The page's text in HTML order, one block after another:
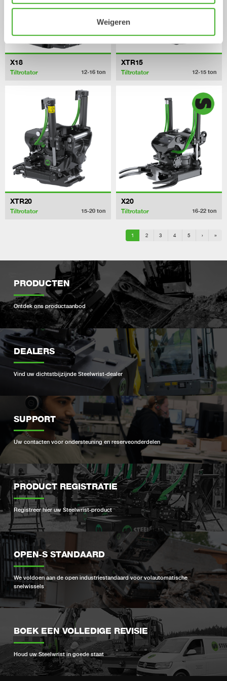
Weigeren
X18
Tiltrotator 12-16 ton
XTR15
Tiltrotator 12-15 ton
XTR20
Tiltrotator 15-20 ton
X20
Tiltrotator 16-22 ton
1 2 3 4 5 › »
PRODUCTEN
Ontdek ons ​​productaanbod
DEALERS
Vind uw dichtstbijzijnde Steelwrist-dealer
SUPPORT
Uw contacten voor ondersteuning en reserveonderdelen
PRODUCT REGISTRATIE
Registreer hier uw Steelwrist-product
OPEN-S STANDAARD
We voldoen aan de open industriestandaard voor volautomatische
snelwissels
BOEK EEN VOLLEDIGE REVISIE
Houd uw Steelwrist in goede staat